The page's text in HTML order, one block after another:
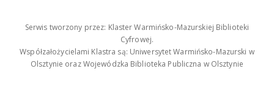
Serwis tworzony przez: Klaster Warmińsko-Mazurskiej Biblioteki
Cyfrowej.
Współzałożycielami Klastra są: Uniwersytet Warmińsko-Mazurski w
Olsztynie oraz Wojewódzka Biblioteka Publiczna w Olsztynie